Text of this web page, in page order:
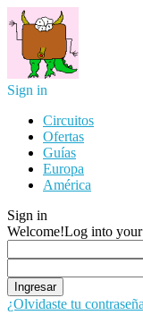
Sign in
Circuitos
Ofertas
Guías
Europa
América
Sign in
Welcome!Log into
¿Olvidaste tu